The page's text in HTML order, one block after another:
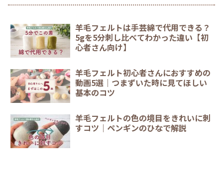
羊毛フェルトは手芸綿で代用できる？
5gを5分刺し比べてわかった違い【初
心者さん向け】
羊毛フェルト初心者さんにおすすめの
動画5選｜つまずいた時に見てほしい
基本のコツ
羊毛フェルトの色の境目をきれいに刺
すコツ｜ペンギンのひなで解説